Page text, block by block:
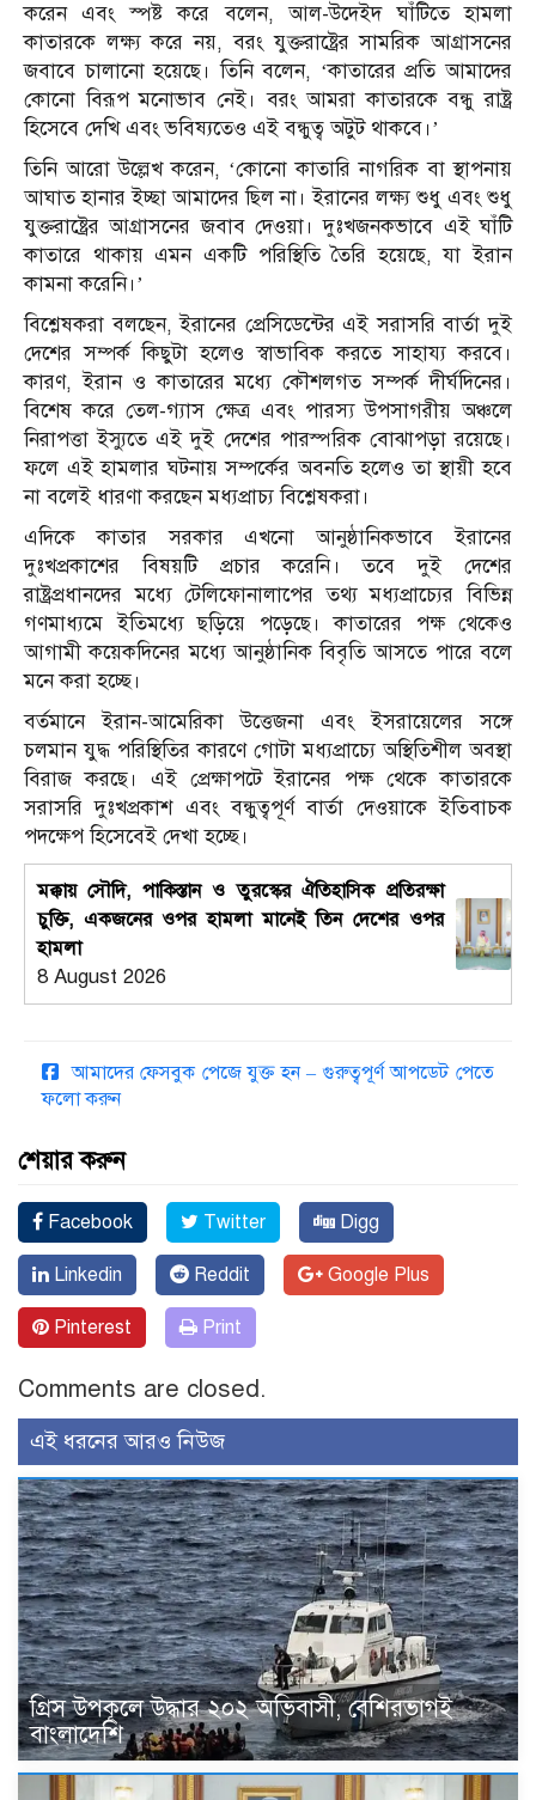
করেন এবং স্পষ্ট করে বলেন, আল-উদেইদ ঘাঁটিতে হামলা
কাতারকে লক্ষ্য করে নয়, বরং যুক্তরাষ্ট্রের সামরিক আগ্রাসনের
জবাবে চালানো হয়েছে। তিনি বলেন, ‘কাতারের প্রতি আমাদের
কোনো বিরূপ মনোভাব নেই। বরং আমরা কাতারকে বন্ধু রাষ্ট্র
হিসেবে দেখি এবং ভবিষ্যতেও এই বন্ধুত্ব অটুট থাকবে।’
তিনি আরো উল্লেখ করেন, ‘কোনো কাতারি নাগরিক বা স্থাপনায়
আঘাত হানার ইচ্ছা আমাদের ছিল না। ইরানের লক্ষ্য শুধু এবং শুধু
যুক্তরাষ্ট্রের আগ্রাসনের জবাব দেওয়া। দুঃখজনকভাবে এই ঘাঁটি
কাতারে থাকায় এমন একটি পরিস্থিতি তৈরি হয়েছে, যা ইরান
কামনা করেনি।’
বিশ্লেষকরা বলছেন, ইরানের প্রেসিডেন্টের এই সরাসরি বার্তা দুই
দেশের সম্পর্ক কিছুটা হলেও স্বাভাবিক করতে সাহায্য করবে।
কারণ, ইরান ও কাতারের মধ্যে কৌশলগত সম্পর্ক দীর্ঘদিনের।
বিশেষ করে তেল-গ্যাস ক্ষেত্র এবং পারস্য উপসাগরীয় অঞ্চলে
নিরাপত্তা ইস্যুতে এই দুই দেশের পারস্পরিক বোঝাপড়া রয়েছে।
ফলে এই হামলার ঘটনায় সম্পর্কের অবনতি হলেও তা স্থায়ী হবে
না বলেই ধারণা করছেন মধ্যপ্রাচ্য বিশ্লেষকরা।
এদিকে কাতার সরকার এখনো আনুষ্ঠানিকভাবে ইরানের
দুঃখপ্রকাশের বিষয়টি প্রচার করেনি। তবে দুই দেশের
রাষ্ট্রপ্রধানদের মধ্যে টেলিফোনালাপের তথ্য মধ্যপ্রাচ্যের বিভিন্ন
গণমাধ্যমে ইতিমধ্যে ছড়িয়ে পড়েছে। কাতারের পক্ষ থেকেও
আগামী কয়েকদিনের মধ্যে আনুষ্ঠানিক বিবৃতি আসতে পারে বলে
মনে করা হচ্ছে।
বর্তমানে ইরান-আমেরিকা উত্তেজনা এবং ইসরায়েলের সঙ্গে
চলমান যুদ্ধ পরিস্থিতির কারণে গোটা মধ্যপ্রাচ্যে অস্থিতিশীল অবস্থা
বিরাজ করছে। এই প্রেক্ষাপটে ইরানের পক্ষ থেকে কাতারকে
সরাসরি দুঃখপ্রকাশ এবং বন্ধুত্বপূর্ণ বার্তা দেওয়াকে ইতিবাচক
পদক্ষেপ হিসেবেই দেখা হচ্ছে।
মক্কায় সৌদি, পাকিস্তান ও তুরস্কের ঐতিহাসিক প্রতিরক্ষা
চুক্তি, একজনের ওপর হামলা মানেই তিন দেশের ওপর
হামলা
8 August 2026
আমাদের ফেসবুক পেজে যুক্ত হন – গুরুত্বপূর্ণ আপডেট পেতে
ফলো করুন
শেয়ার করুন
Facebook Twitter Digg
Linkedin Reddit Google Plus
Pinterest Print
Comments are closed.
এই ধরনের আরও নিউজ
গ্রিস উপকূলে উদ্ধার ২০২ অভিবাসী, বেশিরভাগই
বাংলাদেশি